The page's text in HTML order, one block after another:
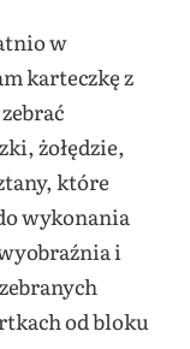
w
karteczkę z
żołędzie,
które
wykonania
i
od bloku